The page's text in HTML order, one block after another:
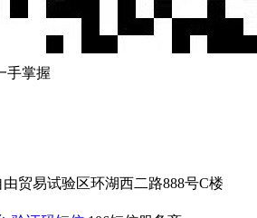
手掌握
贸易试验区环湖西二路888号C楼